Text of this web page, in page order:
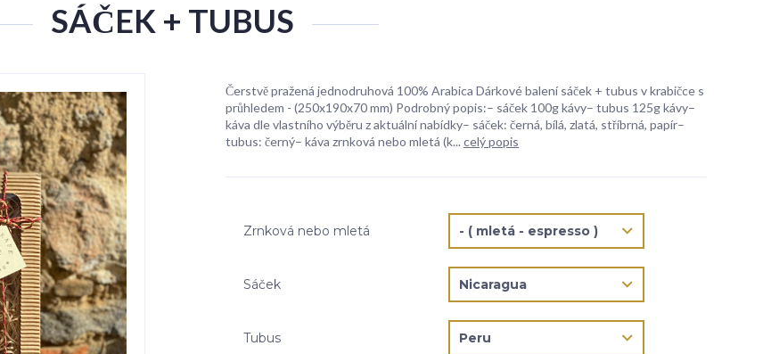
SÁČEK + TUBUS
Čerstvě pražená jednodruhová 100% Arabica Dárkové balení sáček + tubus v krabičce s
průhledem - (250x190x70 mm) Podrobný popis:– sáček 100g kávy– tubus 125g kávy–
káva dle vlastního výběru z aktuální nabídky– sáček: černá, bílá, zlatá, stříbrná, papír–
tubus: černý– káva zrnková nebo mletá (k... celý popis
Zrnková nebo mletá
Sáček
Tubus